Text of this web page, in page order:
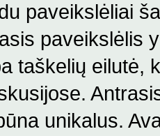
paveikslėliai
paveikslėlis
taškelių eilutė,
unikalus.